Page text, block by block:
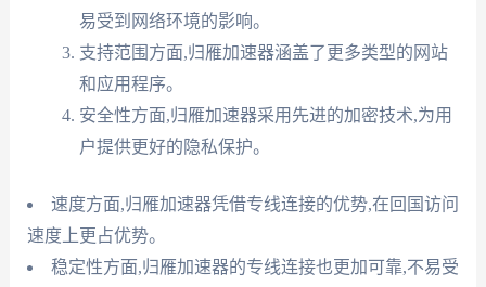
易受到网络环境的影响。
支持范围方面,归雁加速器涵盖了更多类型的网站
和应用程序。
安全性方面,归雁加速器采用先进的加密技术,为用
户提供更好的隐私保护。
速度方面,归雁加速器凭借专线连接的优势,在回国访问
速度上更占优势。
稳定性方面,归雁加速器的专线连接也更加可靠,不易受